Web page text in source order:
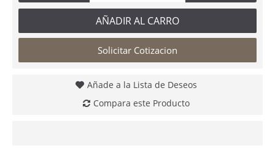
AÑADIR AL CARRO
Solicitar Cotizacion
Añade a la Lista de Deseos
Compara este Producto